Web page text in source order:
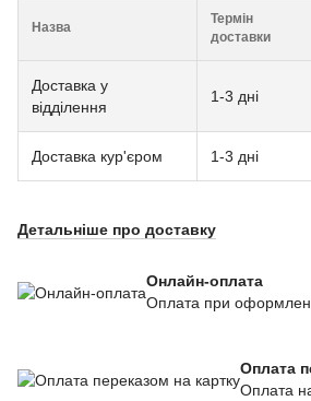
Назва
Термін
доставки
Доставка у
відділення
1-3 дні
Доставка кур'єром 1-3 дні
Детальніше про доставку
Онлайн-оплата
Оплата при
Оплата
Оплата